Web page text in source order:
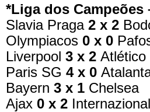
*Liga dos Campeões
Slavia Praga 2 x 2
Olympiacos 0 x 0
Liverpool 3 x 2 Atlético
Paris SG 4 x 0
Bayern 3 x 1 Chelsea
Ajax 0 x 2